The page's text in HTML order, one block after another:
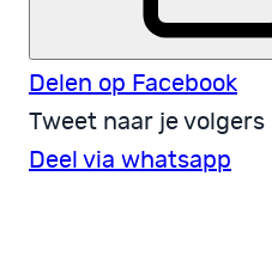
Delen op Facebook
Tweet naar je volgers
Deel via whatsapp